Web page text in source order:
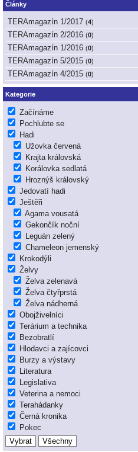
Články
TERAmagazín 1/2017 (4)
TERAmagazín 2/2016 (0)
TERAmagazín 1/2016 (0)
TERAmagazín 5/2015 (0)
TERAmagazín 4/2015 (0)
Kategorie
Začínáme
Pochlubte se
Hadi
Užovka červená
Krajta královská
Korálovka sedlatá
Hroznýš královský
Jedovatí hadi
Ještěři
Agama vousatá
Gekončík noční
Leguán zelený
Chameleon jemenský
Krokodýli
Želvy
Želva zelenavá
Želva čtyřprstá
Želva nádherná
Obojživelníci
Terárium a technika
Bezobratlí
Hlodavci a zajícovci
Burzy a výstavy
Literatura
Legislativa
Veterina a nemoci
Terahádanky
Černá kronika
Pokec